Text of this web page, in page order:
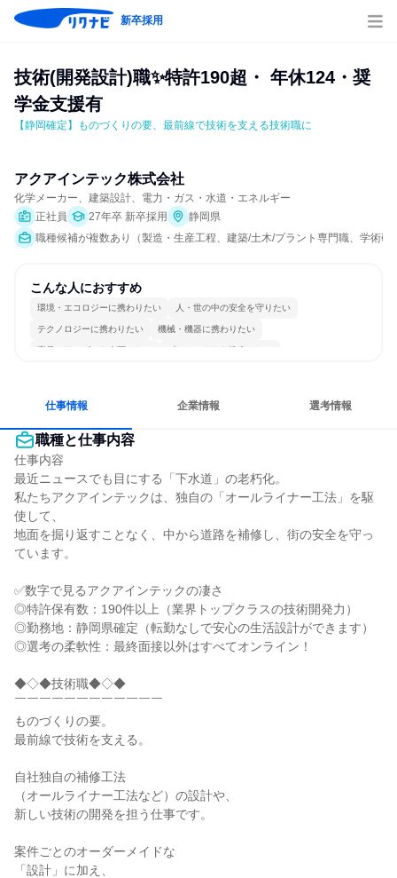
新卒採用
技術(開発設計)職✨特許190超・ 年休124・奨
学金支援有
【静岡確定】ものづくりの要、最前線で技術を支える技術職に
アクアインテック株式会社
化学メーカー、建築設計、電力・ガス・水道・エネルギー
正社員
27年卒 新卒採用
静岡県
職種候補が複数あり（製造・生産工程、建築/土木/プラント専門職、学術研
こんな人におすすめ
環境・エコロジーに携わりたい 人・世の中の安全を守りたい
テクノロジーに携わりたい 機械・機器に携わりたい
商品・サービスを企画したい プロジェクトを推進したい
仕事情報 企業情報 選考情報
職種と仕事内容
仕事内容
最近ニュースでも目にする「下水道」の老朽化。
私たちアクアインテックは、独自の「オールライナー工法」を駆
使して、
地面を掘り返すことなく、中から道路を補修し、街の安全を守っ
ています。
✅数字で見るアクアインテックの凄さ
◎特許保有数：190件以上（業界トップクラスの技術開発力）
◎勤務地：静岡県確定（転勤なしで安心の生活設計ができます）
◎選考の柔軟性：最終面接以外はすべてオンライン！
◆◇◆技術職◆◇◆
￣￣￣￣￣￣￣￣￣￣￣￣
ものづくりの要。
最前線で技術を支える。
自社独自の補修工法
（オールライナー工法など）の設計や、
新しい技術の開発を担う仕事です。
案件ごとのオーダーメイドな
「設計」に加え、